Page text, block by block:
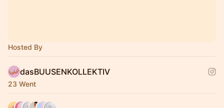
Hosted By
dasBUUSENKOLLEKTIV
23 Went